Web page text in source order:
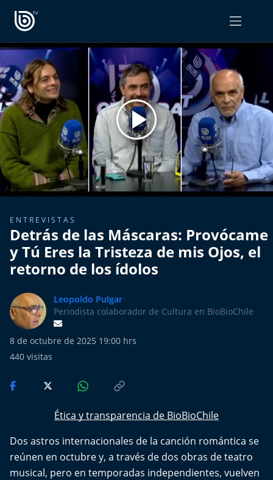
PROGRAMAS
Radiograma
Expreso Bío Bío
Podría Ser Peor
La Entrevista de Tomás Mosciatti
Entrevistas BioBioTV
Comentarios de Tomás Mosciatti
Más de Ti Podcast
Realizadores
Retropop
Tu Mereces Ser Feliz
OPINIÓN
PODCAST RADIOGRAMA
ENTREVISTAS
Detrás de las Máscaras: Provócame
y Tú Eres la Tristeza de mis Ojos, el
retorno de los ídolos
Leopoldo Pulgar
Periodista colaborador de Cultura en BioBioChile
8 de octubre de 2025 19:00 hrs
440 visitas
Ética y transparencia de BioBioChile
Dos astros internacionales de la canción romántica se
reúnen en octubre y, a través de dos obras de teatro
musical, pero en temporadas independientes, vuelven